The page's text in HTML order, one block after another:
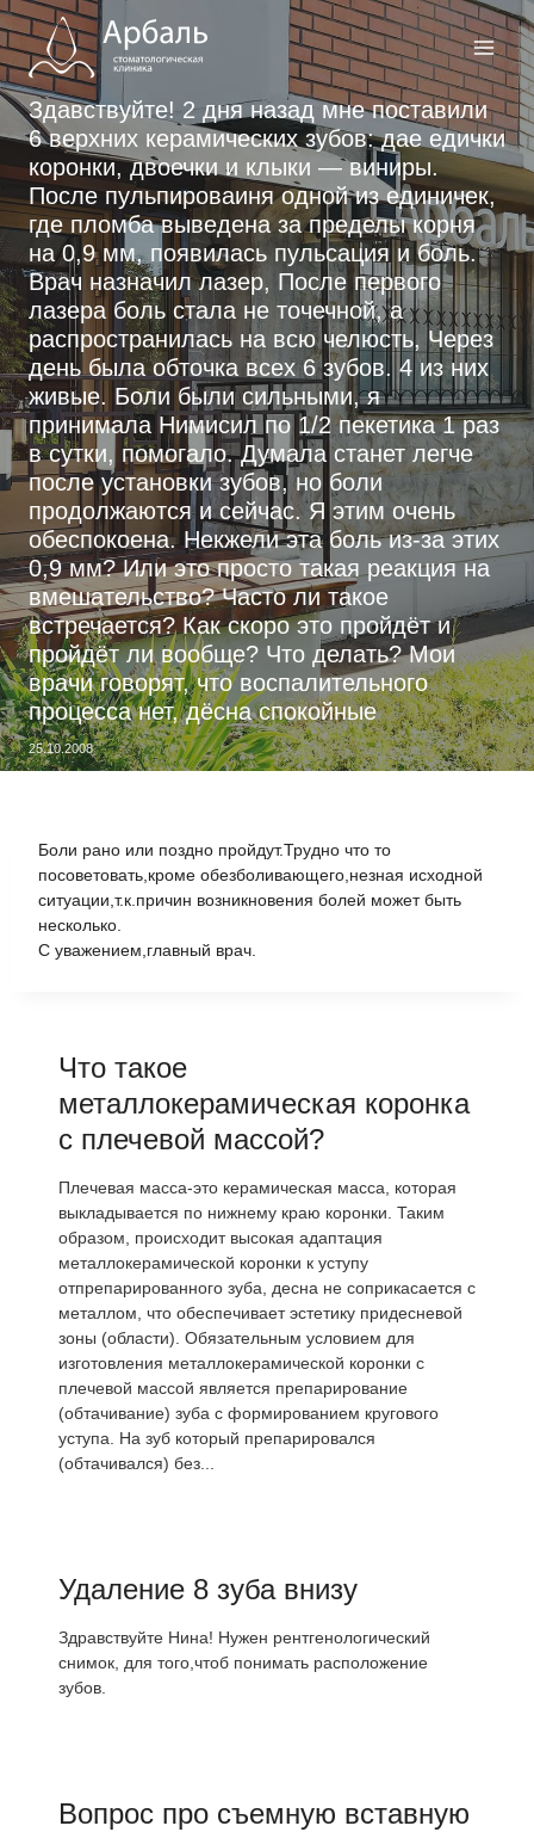
Перейти
к
содержимому
Здавствуйте! 2 дня назад мне поставили
6 верхних керамических зубов: дае едички
коронки, двоечки и клыки — виниры.
После пульпироваиня одной из единичек,
где пломба выведена за пределы корня
на 0,9 мм, появилась пульсация и боль.
Врач назначил лазер, После первого
лазера боль стала не точечной, а
распространилась на всю челюсть, Через
день была обточка всех 6 зубов. 4 из них
живые. Боли были сильными, я
принимала Нимисил по 1/2 пекетика 1 раз
в сутки, помогало. Думала станет легче
после установки зубов, но боли
продолжаются и сейчас. Я этим очень
обеспокоена. Некжели эта боль из-за этих
0,9 мм? Или это просто такая реакция на
вмешательство? Часто ли такое
встречается? Как скоро это пройдёт и
пройдёт ли вообще? Что делать? Мои
врачи говорят, что воспалительного
процесса нет, дёсна спокойные
25.10.2008
Боли рано или поздно пройдут.Трудно что то
посоветовать,кроме обезболивающего,незная исходной
ситуации,т.к.причин возникновения болей может быть
несколько.
С уважением,главный врач.
Что такое
металлокерамическая коронка
с плечевой массой?
Плечевая масса-это керамическая масса, которая
выкладывается по нижнему краю коронки. Таким
образом, происходит высокая адаптация
металлокерамической коронки к уступу
отпрепарированного зуба, десна не соприкасается с
металлом, что обеспечивает эстетику придесневой
зоны (области). Обязательным условием для
изготовления металлокерамической коронки с
плечевой массой является препарирование
(обтачивание) зуба с формированием кругового
уступа. На зуб который препарировался
(обтачивался) без...
Удаление 8 зуба внизу
Здравствуйте Нина! Нужен рентгенологический
снимок, для того,чтоб понимать расположение
зубов.
Вопрос про съемную вставную